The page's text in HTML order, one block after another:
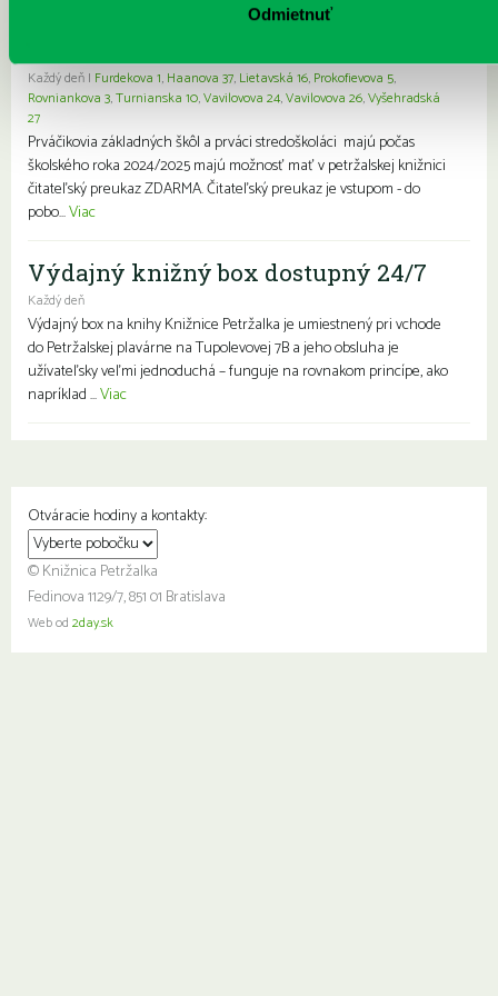
Odmietnuť
knižnice- zápis prváčikov a prvákov
Každý deň | Furdekova 1, Haanova 37, Lietavská 16, Prokofievova 5,
Rovniankova 3,Turnianska 10,Vavilovova 24,Vavilovova 26,Vyšehradská
27
Prváčikovia základných škôl a prváci stredoškoláci majú počas
školského roka 2024/2025 majú možnosť mať v petržalskej knižnici
čitateľský preukaz ZDARMA. Čitateľský preukaz je vstupom - do
pobo...Viac
Výdajný knižný box dostupný 24/7
Každý deň
Výdajný box na knihy Knižnice Petržalka je umiestnený pri vchode
do Petržalskej plavárne na Tupolevovej 7B a jeho obsluha je
užívateľsky veľmi jednoduchá – funguje na rovnakom princípe, ako
napríklad ...Viac
Otváracie hodiny a kontakty:
© Knižnica Petržalka
Fedinova 1129/7, 851 01 Bratislava
Web od 2day.sk